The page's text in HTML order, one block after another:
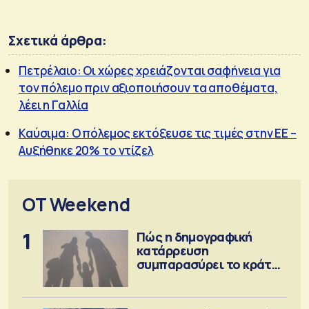
Σχετικά άρθρα:
Πετρέλαιο: Οι χώρες χρειάζονται σαφήνεια για
τον πόλεμο πριν αξιοποιήσουν τα αποθέματα,
λέει η Γαλλία
Καύσιμα: Ο πόλεμος εκτόξευσε τις τιμές στην ΕΕ –
Αυξήθηκε 20% το ντίζελ
OT Weekend
1
Πώς η δημογραφική
κατάρρευση
συμπαρασύρει το κράτος